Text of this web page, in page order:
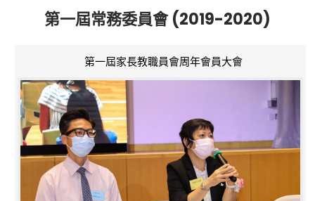
第一屆常務委員會 (2019-2020)
第一屆家長教職員會周年會員大會